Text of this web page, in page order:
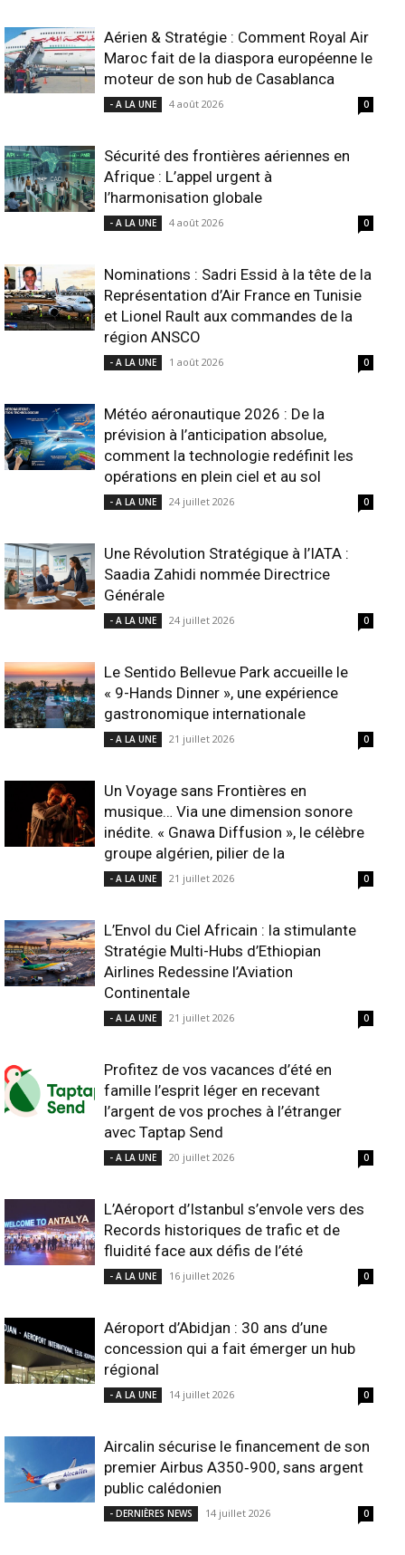
Aérien & Stratégie : Comment Royal Air
Maroc fait de la diaspora européenne le
moteur de son hub de Casablanca
- A LA UNE 4 août 2026 0
Sécurité des frontières aériennes en
Afrique : L’appel urgent à
l’harmonisation globale
- A LA UNE 4 août 2026 0
Nominations : Sadri Essid à la tête de la
Représentation d’Air France en Tunisie
et Lionel Rault aux commandes de la
région ANSCO
- A LA UNE 1 août 2026 0
Météo aéronautique 2026 : De la
prévision à l’anticipation absolue,
comment la technologie redéfinit les
opérations en plein ciel et au sol
- A LA UNE 24 juillet 2026 0
Une Révolution Stratégique à l’IATA :
Saadia Zahidi nommée Directrice
Générale
- A LA UNE 24 juillet 2026 0
Le Sentido Bellevue Park accueille le
« 9-Hands Dinner », une expérience
gastronomique internationale
- A LA UNE 21 juillet 2026 0
Un Voyage sans Frontières en
musique… Via une dimension sonore
inédite. « Gnawa Diffusion », le célèbre
groupe algérien, pilier de la
- A LA UNE 21 juillet 2026 0
L’Envol du Ciel Africain : la stimulante
Stratégie Multi-Hubs d’Ethiopian
Airlines Redessine l’Aviation
Continentale
- A LA UNE 21 juillet 2026 0
Profitez de vos vacances d’été en
famille l’esprit léger en recevant
l’argent de vos proches à l’étranger
avec Taptap Send
- A LA UNE 20 juillet 2026 0
L’Aéroport d’Istanbul s’envole vers des
Records historiques de trafic et de
fluidité face aux défis de l’été
- A LA UNE 16 juillet 2026 0
Aéroport d’Abidjan : 30 ans d’une
concession qui a fait émerger un hub
régional
- A LA UNE 14 juillet 2026 0
Aircalin sécurise le financement de son
premier Airbus A350‑900, sans argent
public calédonien
- DERNIÈRES NEWS 14 juillet 2026 0